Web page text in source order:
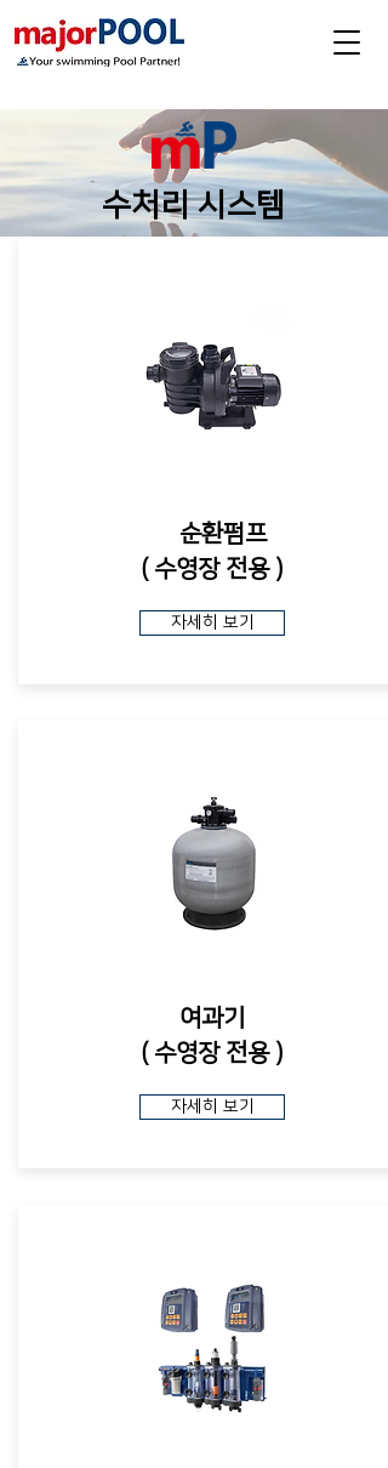
수처리 시스템
​숞순환펌프
​( 수영장 전용 )
자세히 보기
​여과기
​( 수영장 전용 )
자세히 보기